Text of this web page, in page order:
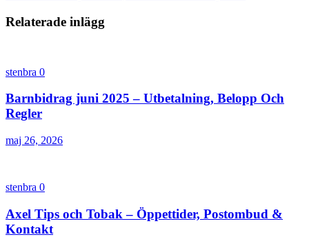
Relaterade inlägg
stenbra 0
Barnbidrag juni 2025 – Utbetalning, Belopp Och
Regler
maj 26, 2026
stenbra 0
Axel Tips och Tobak – Öppettider, Postombud &
Kontakt